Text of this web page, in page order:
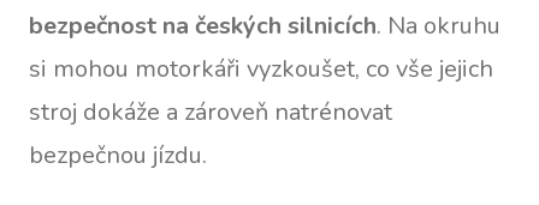
bezpečnost na českých silnicích. Na okruhu
si mohou motorkáři vyzkoušet, co vše jejich
stroj dokáže a zároveň natrénovat
bezpečnou jízdu.